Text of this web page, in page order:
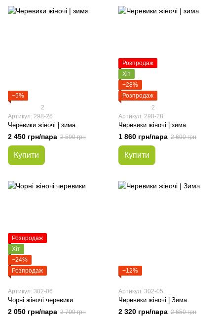
−5%
2
Артикул: 298-26
Черевики жіночі | зима
2 450 грн/пара 2 590 грн
Купити
Розпродаж
Хіт
−28%
Розпродаж
2
Артикул: 298-28
Черевики жіночі | зима
1 860 грн/пара 2 600 грн
Купити
Розпродаж
Хіт
−24%
Розпродаж
Артикул: 302-06
Чорні жіночі черевики
2 050 грн/пара 2 700 грн
−12%
Артикул: 302-05
Черевики жіночі | Зима
2 320 грн/пара 2 650 грн